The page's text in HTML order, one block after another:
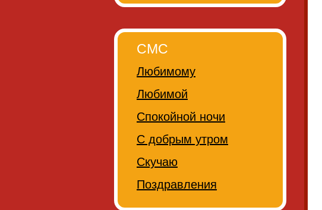
СМС
Любимому
Любимой
Спокойной ночи
С добрым утром
Скучаю
Поздравления